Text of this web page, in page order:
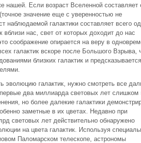
нашей. Если возраст Вселенной составляет
значение еще с уверенностью не
наблюдаемой галактики составляет всего
вблизи нас, свет от которых доходит до нас
соображение опирается на веру в
галактик вскоре после Большого Взрыва,
близких галактик и предсказывается
эволюцию галактик, нужно смотреть все
два миллиарда световых лет слишком
но более далекие галактики
заметные в их цветах. Недавно при
световых лет действительно обнаружено
на цвета галактик. Используя
Паломарском телескопе, астрономы